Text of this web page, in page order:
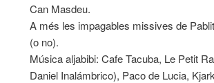
Can Masdeu.
A més les impagables missives de
(o no).
Música aljabibi: Cafe Tacuba, Le Petit
Daniel Inalámbrico), Paco de Lucia,